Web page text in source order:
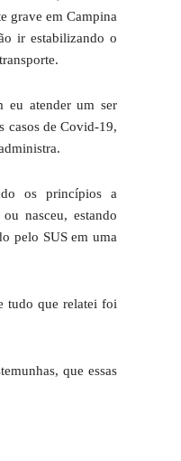
grave em Campina
ir estabilizando o
eu atender um ser
casos de Covid-19,
os princípios a
nasceu, estando
pelo SUS em uma
tudo que relatei foi
que essas